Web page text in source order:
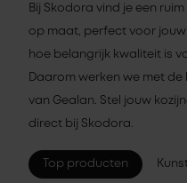
Bij Skodora vind je een
op maat, perfect voor jouw
hoe belangrijk kwaliteit is
Daarom werken we met
van Gealan. Stel jouw
direct bij Skodora.
Top producten